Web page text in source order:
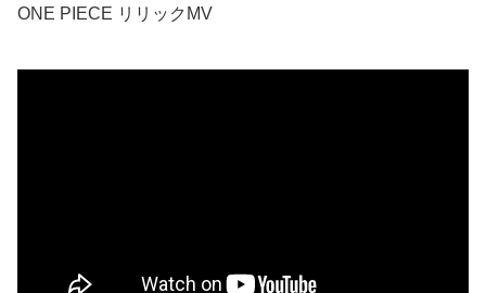
ONE PIECE リリックMV